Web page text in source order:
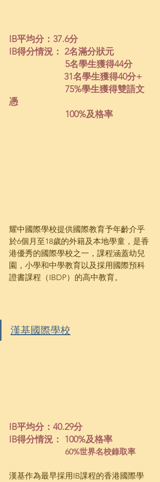
IB平均分：37.6分
IB得分情況： 2名滿分狀元
5名學生獲得44分
                      31名學生獲得40分+
75%學生獲得雙語文
憑
100%及格率
耀中國際學校提供國際教育予年齡介乎
於6個月至18歲的外籍及本地學童，是香
港優秀的國際學校之一，課程涵蓋幼兒
園，小學和中學教育以及採用國際預科
證書課程（IBDP）的高中教育。
漢基國際學校
IB平均分：40.29分
IB得分情況： 100%及格率
60%世界名校錄取率
漢基作為最早採用IB課程的香港國際學